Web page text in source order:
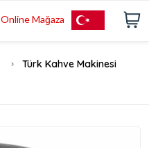
Online Mağaza
Türk Kahve Makinesi